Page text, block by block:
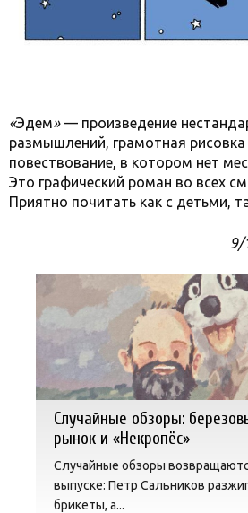
«Эдем»— произведение
размышлений, грамотная рисовка
повествование, в котором нет
Это графический роман во всех
Приятно почитать как с детьми,
9/
Случайные обзоры:
рынок и «Некропёс»
Случайные обзоры
выпуске: Петр Сальников
брикеты, а...